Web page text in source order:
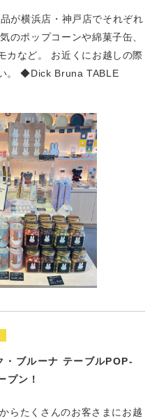
が横浜店・神戸店でそれぞれ
のポップコーンや綿菓子缶、
カなど。 お近くにお越しの際
。 ◆Dick Bruna TABLE
・ブルーナ テーブルPOP-
プン！
らたくさんのお客さまにお越